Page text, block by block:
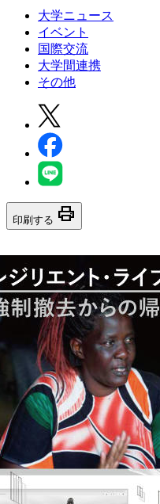
大学ニュース
イベント
国際交流
大学間連携
その他
印刷する print